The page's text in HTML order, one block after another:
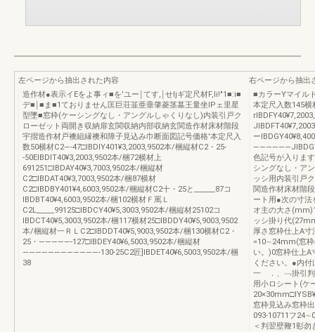
左ページから抽出された内容
造作材●表示イEをよ事ィ■を'ユー￨てす,￨せljギ定尺材F,li!″1■:i■
デ■￨■ま■1ておりません匡巨荘韮亜垂肇菱茎墓王量坐IPェ里星
型墜■窓枠(ケーシングなし・アングルしゃくりなし)内装引戸ク
ローゼット両開き収納扉玄関収納内部収納玄関造作材床材階段
宇摺造作材戸襖組縁襖和障子見込み巾断面図記号価格′本定尺入
数50横材C2―-47□IBDIY401¥3,2003,9502本/梱縦材C2・25-
-50EIBDIT40¥3,2003,9502本/梱72横材上
691251□IBDAY40¥3,7003,9502本/梱縦材
C2□IBDAT40¥3,7003,9502本/梱87横材
C2□IBDBY401¥4,6003,9502本/梱縦材C2十・25と______87コ
IBDBT40¥4,6003,9502本/梱102横材Ｆ罵Ｌ
C2L_____99125□IBDCY40¥5,3003,9502本/梱縦材25102コ
IBDCT40¥5,3003,9502本/梱117横材25□IBDDY40¥5,9003,9502
本/梱縦材一ＲＬC2□IBDDT40¥5,9003,9502本/梱130横材C2・
25・―――――-127□IBDEY40¥6,5003,9502本/梱縦材
――――――――――――-130-25C2匠]IBDET40¥6,5003,9502本/梱
38
右ページから抽出
■カラーYマイル
本定尺入数145
ー
色記号が入りま
シングなし・ア
ッシ用内装引戸
関造作材床材階
ート用●次の寸法
オ主の大さ
ッシ掛り代
厚さ窓枠仕上A
=10∼24mm(窓枠
い。)0窓枠仕上A
ください。●内
一 ．、﹁掛引
用小ロシート(ケ
窓枠見込み窓枠
093-10711フ
＜判翌壁鞭1彰